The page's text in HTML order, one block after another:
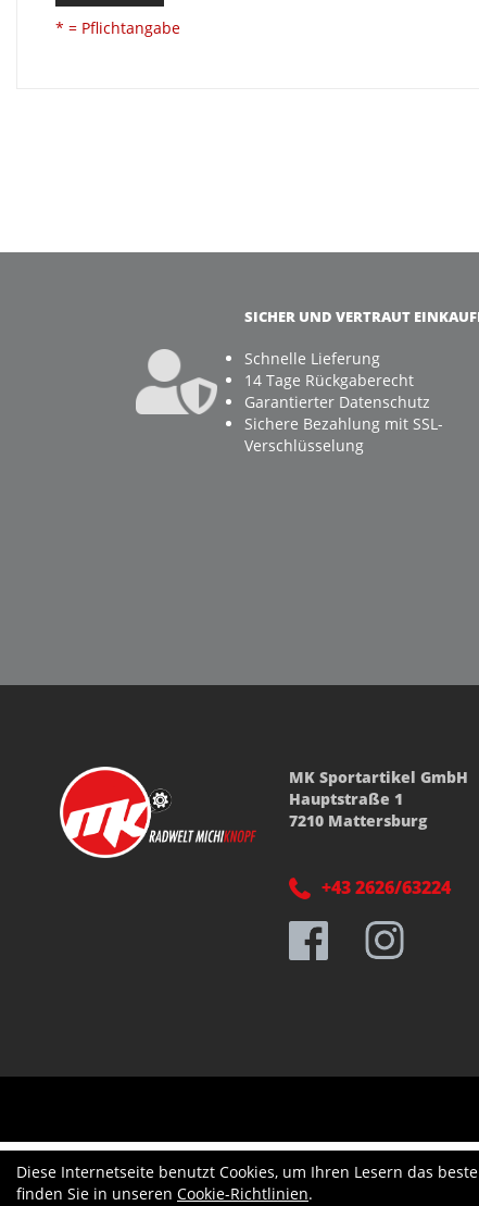
* = Pflichtangabe
SICHER UND VERTRAUT
Schnelle Lieferung
14 Tage Rückgaberecht
Garantierter Datenschutz
Sichere Bezahlung mit SSL-
Verschlüsselung
MK Sportartikel GmbH
Hauptstraße 1
7210 Mattersburg
+43 2626/63224
Diese Internetseite benutzt Cookies, um Ihren Lesern das
finden Sie in unseren Cookie-Richtlinien.